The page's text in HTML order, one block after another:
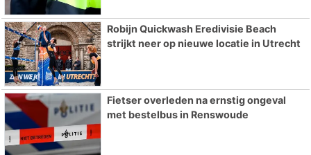
Robijn Quickwash Eredivisie Beach
strijkt neer op nieuwe locatie in Utrecht
Fietser overleden na ernstig ongeval
met bestelbus in Renswoude